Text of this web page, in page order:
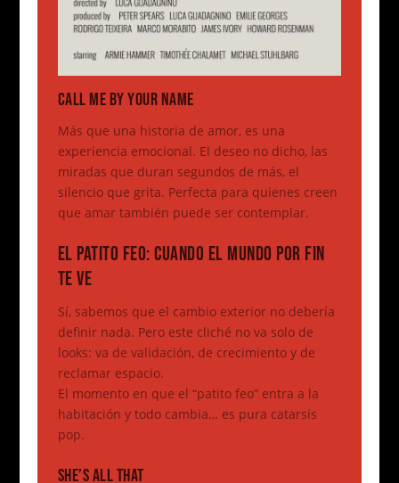
CALL ME BY YOUR NAME
Más que una historia de amor, es una
experiencia emocional. El deseo no dicho, las
miradas que duran segundos de más, el
silencio que grita. Perfecta para quienes creen
que amar también puede ser contemplar.
EL PATITO FEO: CUANDO EL MUNDO POR FIN
TE VE
Sí, sabemos que el cambio exterior no debería
definir nada. Pero este cliché no va solo de
looks: va de validación, de crecimiento y de
reclamar espacio.
El momento en que el “patito feo” entra a la
habitación y todo cambia… es pura catarsis
pop.
SHE’S ALL THAT